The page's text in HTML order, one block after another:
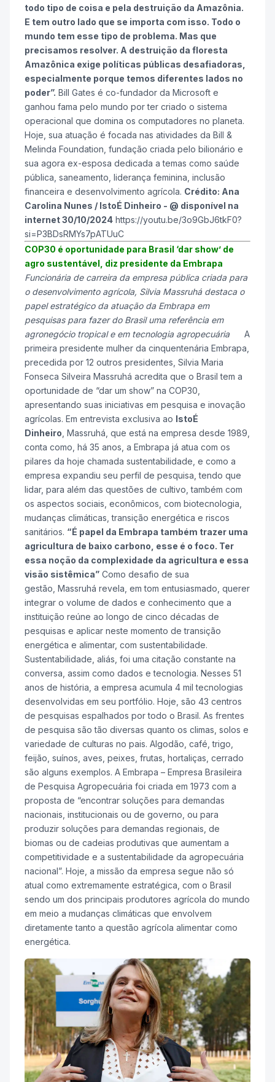
todo tipo de coisa e pela destruição da Amazônia.
E tem outro lado que se importa com isso. Todo o
mundo tem esse tipo de problema. Mas que
precisamos resolver. A destruição da floresta
Amazônica exige políticas públicas desafiadoras,
especialmente porque temos diferentes lados no
poder”. Bill Gates é co-fundador da Microsoft e
ganhou fama pelo mundo por ter criado o sistema
operacional que domina os computadores no planeta.
Hoje, sua atuação é focada nas atividades da Bill &
Melinda Foundation, fundação criada pelo bilionário e
sua agora ex-esposa dedicada a temas como saúde
pública, saneamento, liderança feminina, inclusão
financeira e desenvolvimento agrícola. Crédito: Ana
Carolina Nunes / IstoÉ Dinheiro - @ disponível na
internet 30/10/2024 https://youtu.be/3o9GbJ6tkF0?
si=P3BDsRMYs7pATUuC
COP30 é oportunidade para Brasil ‘dar show’ de
agro sustentável, diz presidente da Embrapa
Funcionária de carreira da empresa pública criada para
o desenvolvimento agrícola, Silvia Massruhá destaca o
papel estratégico da atuação da Embrapa em
pesquisas para fazer do Brasil uma referência em
agronegócio tropical e em tecnologia agropecuária A
primeira presidente mulher da cinquentenária Embrapa,
precedida por 12 outros presidentes, Silvia Maria
Fonseca Silveira Massruhá acredita que o Brasil tem a
oportunidade de “dar um show” na COP30,
apresentando suas iniciativas em pesquisa e inovação
agrícolas. Em entrevista exclusiva ao IstoÉ
Dinheiro , Massruhá, que está na empresa desde 1989,
conta como, há 35 anos, a Embrapa já atua com os
pilares da hoje chamada sustentabilidade, e como a
empresa expandiu seu perfil de pesquisa, tendo que
lidar, para além das questões de cultivo, também com
os aspectos sociais, econômicos, com biotecnologia,
mudanças climáticas, transição energética e riscos
sanitários. “É papel da Embrapa também trazer uma
agricultura de baixo carbono, esse é o foco. Ter
essa noção da complexidade da agricultura e essa
visão sistêmica” Como desafio de sua
gestão, Massruhá revela, em tom entusiasmado, querer
integrar o volume de dados e conhecimento que a
instituição reúne ao longo de cinco décadas de
pesquisas e aplicar neste momento de transição
energética e alimentar, com sustentabilidade.
Sustentabilidade, aliás, foi uma citação constante na
conversa, assim como dados e tecnologia. Nesses 51
anos de história, a empresa acumula 4 mil tecnologias
desenvolvidas em seu portfólio. Hoje, são 43 centros
de pesquisas espalhados por todo o Brasil. As frentes
de pesquisa são tão diversas quanto os climas, solos e
variedade de culturas no pais. Algodão, café, trigo,
feijão, suínos, aves, peixes, frutas, hortaliças, cerrado
são alguns exemplos. A Embrapa – Empresa Brasileira
de Pesquisa Agropecuária foi criada em 1973 com a
proposta de “encontrar soluções para demandas
nacionais, institucionais ou de governo, ou para
produzir soluções para demandas regionais, de
biomas ou de cadeias produtivas que aumentam a
competitividade e a sustentabilidade da agropecuária
nacional”. Hoje, a missão da empresa segue não só
atual como extremamente estratégica, com o Brasil
sendo um dos principais produtores agrícola do mundo
em meio a mudanças climáticas que envolvem
diretamente tanto a questão agrícola alimentar como
energética.